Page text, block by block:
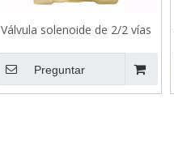
Válvula solenoide de 2/2 vías
Preguntar